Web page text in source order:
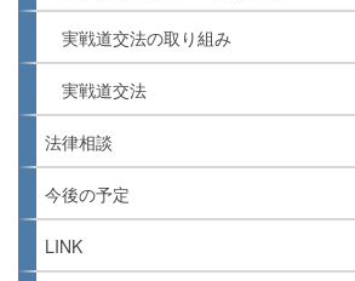
実戦道交法の取り組み
実戦道交法
法律相談
今後の予定
LINK